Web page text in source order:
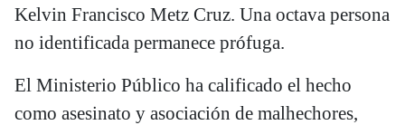
Kelvin Francisco Metz Cruz. Una octava persona
no identificada permanece prófuga.
El Ministerio Público ha calificado el hecho
como asesinato y asociación de malhechores,